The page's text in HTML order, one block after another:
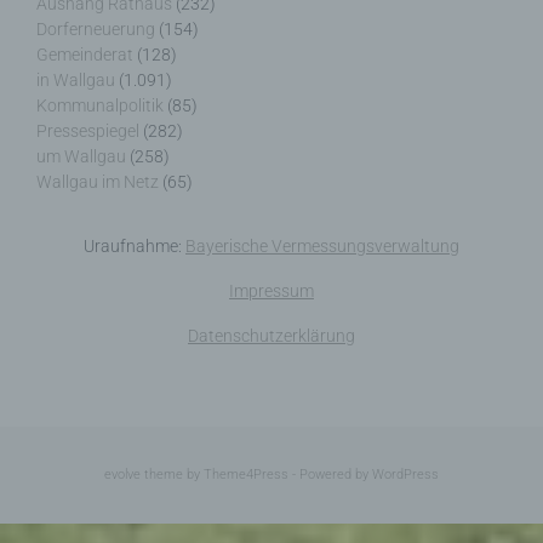
Dorferneuerung (154)
Gemeinderat (128)
in Wallgau (1.091)
Kommunalpolitik (85)
Pressespiegel (282)
um Wallgau (258)
Wallgau im Netz (65)
Uraufnahme: Bayerische Vermessungsverwaltung
Impressum
Datenschutzerklärung
evolve theme by Theme4Press - Powered by WordPress
Name und Anschrift des für die Verarbeitung
Verantwortlichen
Grundverordnung, sonstiger in den Mitgliedstaaten
der Europäischen Union geltenden
Datenschutzgesetze und anderer Bestimmungen